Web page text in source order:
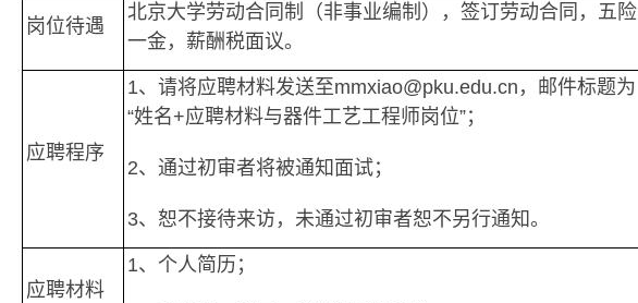
岗位待遇
北京大学劳动合同制（非事业编制），签订劳动合同，五险
一金，薪酬税面议。
应聘程序
1、请将应聘材料发送至mmxiao@pku.edu.cn，邮件标题为
“姓名+应聘材料与器件工艺工程师岗位”；
2、通过初审者将被通知面试；
3、恕不接待来访，未通过初审者恕不另行通知。
应聘材料
1、个人简历；